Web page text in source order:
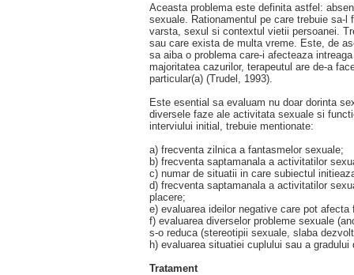
Aceasta problema este definita astfel:
sexuale. Rationamentul pe care trebuie sa-
varsta, sexul si contextul vietii persoanei.
sau care exista de multa vreme. Este, de
sa aiba o problema care-i afecteaza
majoritatea cazurilor, terapeutul are de-a
particular(a) (Trudel, 1993).
Este esential sa evaluam nu doar dorinta
diversele faze ale activitata sexuale si
interviului initial, trebuie mentionate:
a) frecventa zilnica a fantasmelor sexuale;
b) frecventa saptamanala a activitatilor
c) numar de situatii in care subiectul
d) frecventa saptamanala a activitatilor
placere;
e) evaluarea ideilor negative care pot
f) evaluarea diverselor probleme sexuale
s-o reduca (stereotipii sexuale, slaba
h) evaluarea situatiei cuplului sau a
Tratament